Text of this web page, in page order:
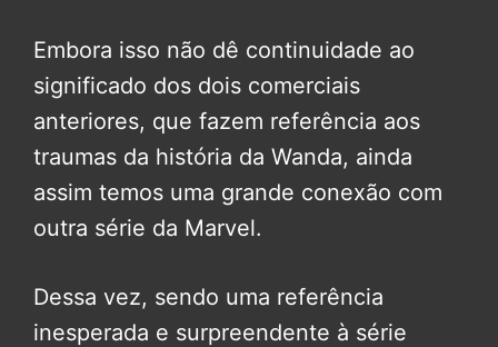
Embora isso não dê continuidade ao
significado dos dois comerciais
anteriores, que fazem referência aos
traumas da história da Wanda, ainda
assim temos uma grande conexão com
outra série da Marvel.
Dessa vez, sendo uma referência
inesperada e surpreendente à série